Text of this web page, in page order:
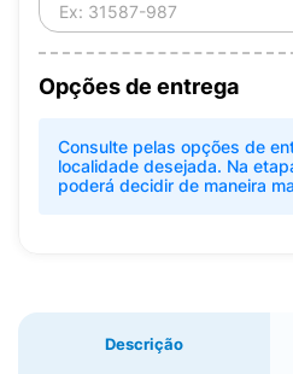
Opções de entrega
Consulte pelas opções de
localidade desejada. Na
poderá decidir de maneira
Descrição